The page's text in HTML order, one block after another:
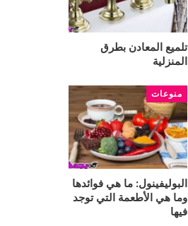
تلميع المعادن بطرق
المنزلية
منوعات
البوليفينول: ما هي فوائدها
وما هي الأطعمة التي توجد
فيها